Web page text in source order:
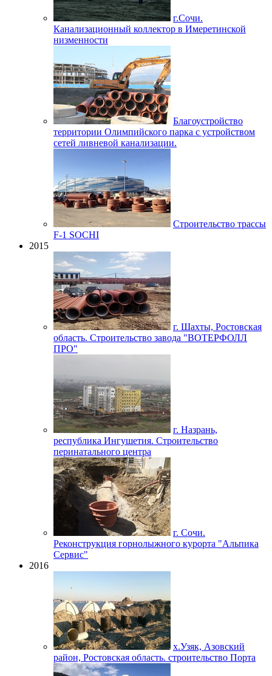
г.Сочи.
Канализационный коллектор в Имеретинской
низменности
Благоустройство
территории Олимпийского парка с устройством
сетей ливневой канализации.
Строительство трассы
F-1 SOCHI
2015
г. Шахты, Ростовская
область. Строительство завода "ВОТЕРФОЛЛ
ПРО"
г. Назрань,
республика Ингушетия. Строительство
перинатального центра
г. Сочи.
Реконструкция горнолыжного курорта "Альпика
Сервис"
2016
х.Узяк, Азовский
район, Ростовская область. строительство Порта